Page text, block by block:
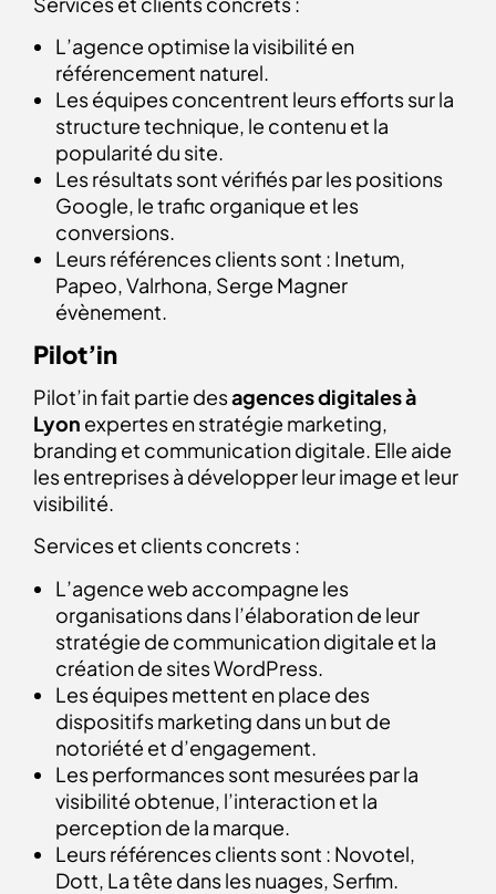
L’agence optimise la visibilité en
référencement naturel.
Les équipes concentrent leurs efforts sur la
structure technique, le contenu et la
popularité du site.
Les résultats sont vérifiés par les positions
Google, le trafic organique et les
conversions.
Leurs références clients sont : Inetum,
Papeo, Valrhona, Serge Magner
évènement.
Pilot’in
Pilot’in fait partie desagences digitales à
Lyon expertes en stratégie marketing,
branding et communication digitale. Elle aide
les entreprises à développer leur image et leur
visibilité.
Services et clients concrets :
L’agence web accompagne les
organisations dans l’élaboration de leur
stratégie de communication digitale et la
création de sites WordPress.
Les équipes mettent en place des
dispositifs marketing dans un but de
notoriété et d’engagement.
Les performances sont mesurées par la
visibilité obtenue, l’interaction et la
perception de la marque.
Leurs références clients sont : Novotel,
Dott, La tête dans les nuages, Serfim.